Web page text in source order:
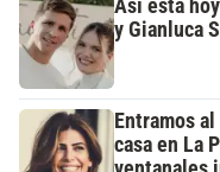
Así está
y Gianluca
Entramos
casa en La